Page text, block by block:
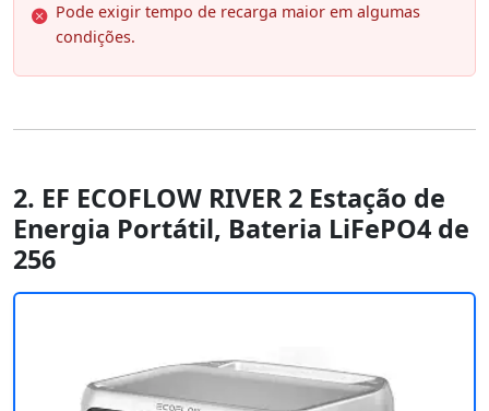
Pode exigir tempo de recarga maior em algumas
condições.
2. EF ECOFLOW RIVER 2 Estação de
Energia Portátil, Bateria LiFePO4 de
256